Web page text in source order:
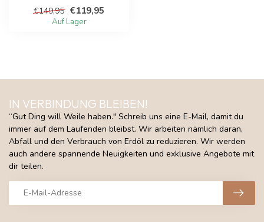
€149,95 €119,95
Auf Lager
IN VERBINDUNG BLEIBEN!
“Gut Ding will Weile haben." Schreib uns eine E-Mail, damit du
immer auf dem Laufenden bleibst. Wir arbeiten nämlich daran,
Abfall und den Verbrauch von Erdöl zu reduzieren. Wir werden
auch andere spannende Neuigkeiten und exklusive Angebote mit
dir teilen.